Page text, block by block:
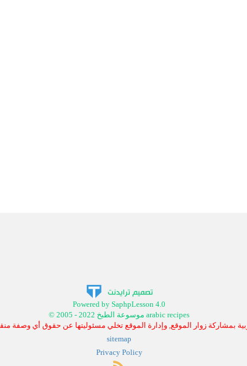
Powered by SaphpLesson 4.0
© 2005 - 2022 موسوعة الطبخ arabic recipes
بمشاركة زوار الموقع, وإدارة الموقع تخلي مسئوليتها عن حقوق أي وصفة
sitemap
Privacy Policy